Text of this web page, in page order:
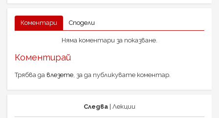
Коментари Сподели
Няма коментари за показване.
Коментирай
Трябва да влезете, за да публикувате коментар.
Следва | Лекции